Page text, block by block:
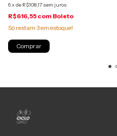
6x de R$108,17 sem juros
R$616,55 com Boleto
Só restam 3em estoque!